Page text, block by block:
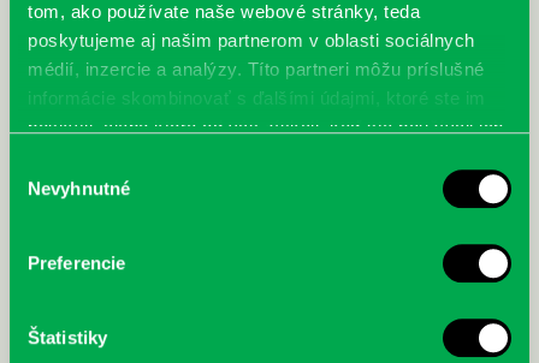
tom, ako používate naše webové stránky, teda
poskytujeme aj našim partnerom v oblasti sociálnych
médií, inzercie a analýzy. Títo partneri môžu príslušné
informácie skombinovať s ďalšími údajmi, ktoré ste im
poskytli, alebo ktoré od vás získali, keď ste používali ich
súhlasu
Nevyhnutné
Preferencie
Štatistiky
McGrath, Andy: Tadej Pogačar:
nezastaviteľný